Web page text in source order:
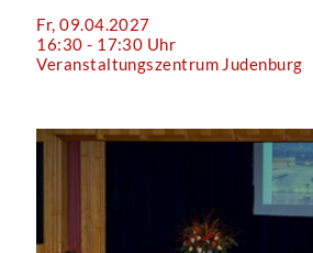
Fr, 09.04.2027
16:30 - 17:30 Uhr
Veranstaltungszentrum Judenburg